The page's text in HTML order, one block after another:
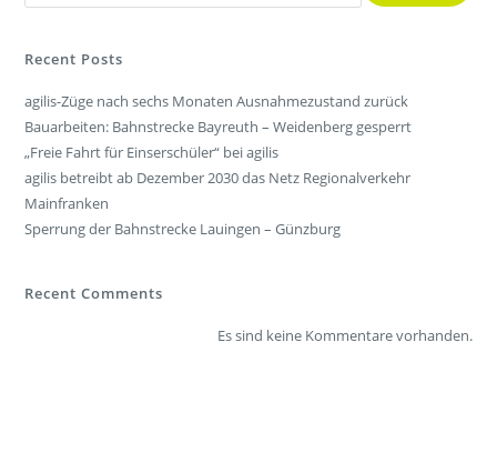
Recent Posts
agilis-Züge nach sechs Monaten Ausnahmezustand zurück
Bauarbeiten: Bahnstrecke Bayreuth – Weidenberg gesperrt
„Freie Fahrt für Einserschüler“ bei agilis
agilis betreibt ab Dezember 2030 das Netz Regionalverkehr
Mainfranken
Sperrung der Bahnstrecke Lauingen – Günzburg
Recent Comments
Es sind keine Kommentare vorhanden.